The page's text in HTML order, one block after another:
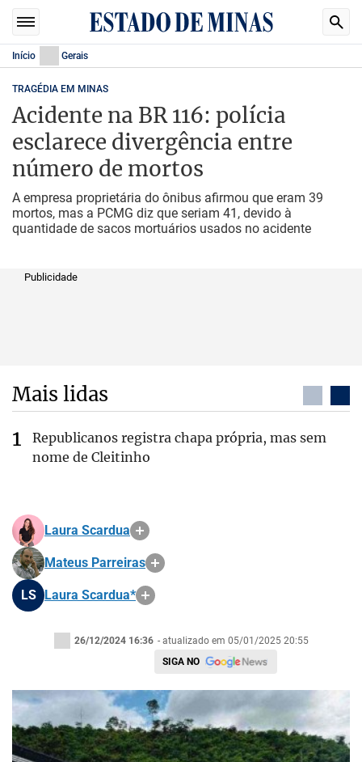
Início Gerais
TRAGÉDIA EM MINAS
Acidente na BR 116: polícia
esclarece divergência entre
número de mortos
A empresa proprietária do ônibus afirmou que eram 39
mortos, mas a PCMG diz que seriam 41, devido à
quantidade de sacos mortuários usados no acidente
Publicidade
Mais lidas
Republicanos registra chapa própria, mas sem
nome de Cleitinho
Laura Scardua
Mateus Parreiras
LS Laura Scardua*
26/12/2024 16:36 - atualizado em 05/01/2025 20:55
SIGA NO